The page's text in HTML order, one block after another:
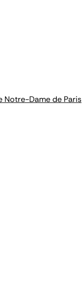
Notre-Dame de Paris